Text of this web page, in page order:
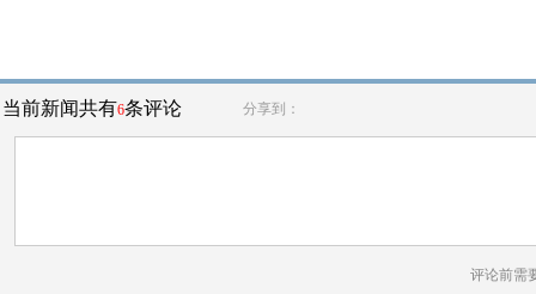
当前新闻共有6条评论 分享到：
评论前需